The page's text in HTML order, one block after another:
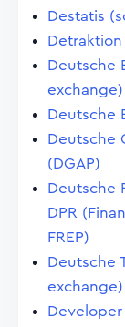
Destatis
Deutsche
exchange)
Deutsche
Deutsche
(DGAP)
Deutsche
DPR
FREP)
Deutsche
exchange)